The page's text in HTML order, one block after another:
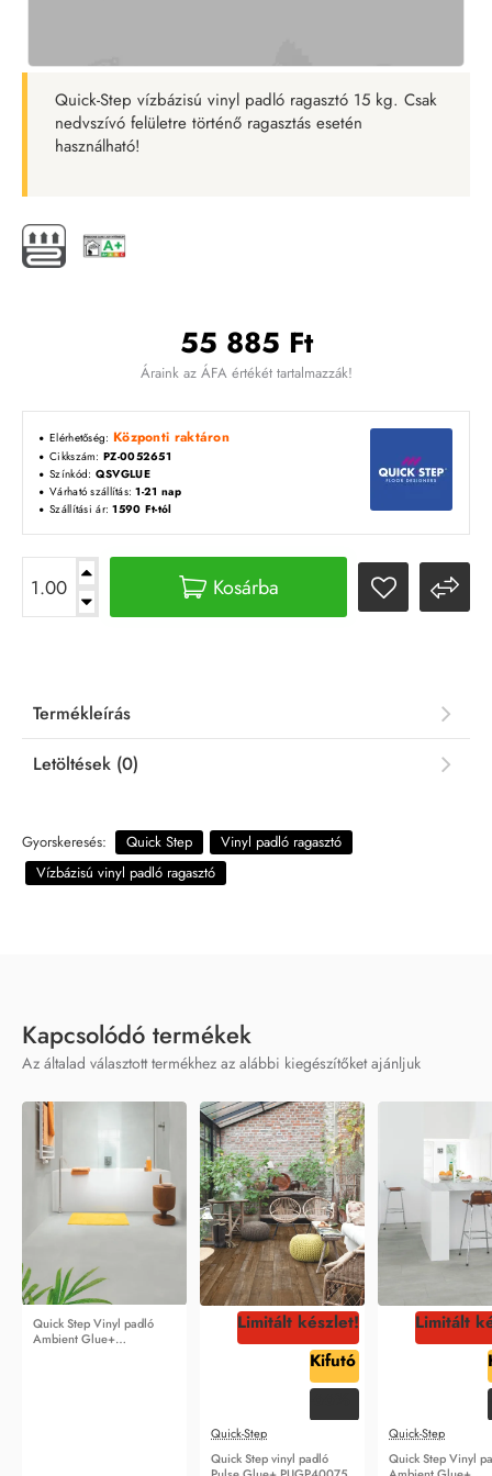
Quick-Step vízbázisú vinyl padló ragasztó 15 kg. Csak
nedvszívó felületre történő ragasztás esetén
használható!
55 885 Ft
Áraink az ÁFA értékét tartalmazzák!
Elérhetőség: Központi raktáron
Cikkszám: PZ-0052651
Színkód: QSVGLUE
Várható szállítás: 1-21 nap
Szállítási ár: 1590 Ft-tól
Kosárba
Termékleírás
Letöltések (0)
Gyorskeresés: Quick Step
Vinyl padló ragasztó
Vízbázisú vinyl padló ragasztó
Kapcsolódó termékek
Az általad választott termékhez az alábbi kiegészítőket ajánljuk
Quick Step Vinyl padló
Ambient Glue+
Limitált készlet!
Kifutó
-66%
Quick-Step
Quick Step vinyl padló
Limitált
Quick-Step
Quick Step Vinyl